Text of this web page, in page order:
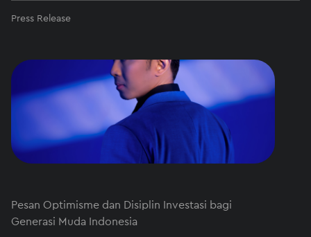
Press Release
Pesan Optimisme dan Disiplin Investasi bagi
Generasi Muda Indonesia